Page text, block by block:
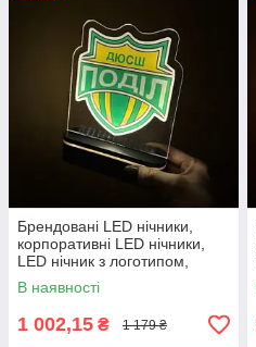
Брендовані LED нічники,
корпоративні LED нічники,
LED нічник з логотипом,
нічник з акумулятором
В наявності
1 002,15 ₴ 1 179 ₴